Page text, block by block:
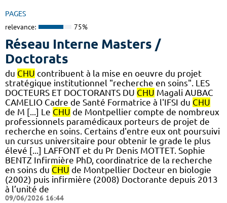
PAGES
relevance: 75%
Réseau Interne Masters /
Doctorats
du CHU contribuent à la mise en oeuvre du projet
stratégique institutionnel "recherche en soins". LES
DOCTEURS ET DOCTORANTS DU CHU Magali AUBAC
CAMELIO Cadre de Santé Formatrice à l'IFSI du CHU
de M [...] Le CHU de Montpellier compte de nombreux
professionnels paramédicaux porteurs de projet de
recherche en soins. Certains d'entre eux ont poursuivi
un cursus universitaire pour obtenir le grade le plus
élevé [...] LAFFONT et du Pr Denis MOTTET. Sophie
BENTZ Infirmière PhD, coordinatrice de la recherche
en soins du CHU de Montpellier Docteur en biologie
(2002) puis infirmière (2008) Doctorante depuis 2013
à l’unité de
09/06/2026 16:44